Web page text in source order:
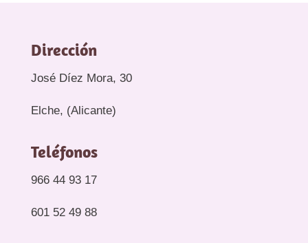
Dirección
José Díez Mora, 30
Elche, (Alicante)
Teléfonos
966 44 93 17
601 52 49 88